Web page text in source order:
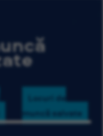
Locuri de
muncă salvate